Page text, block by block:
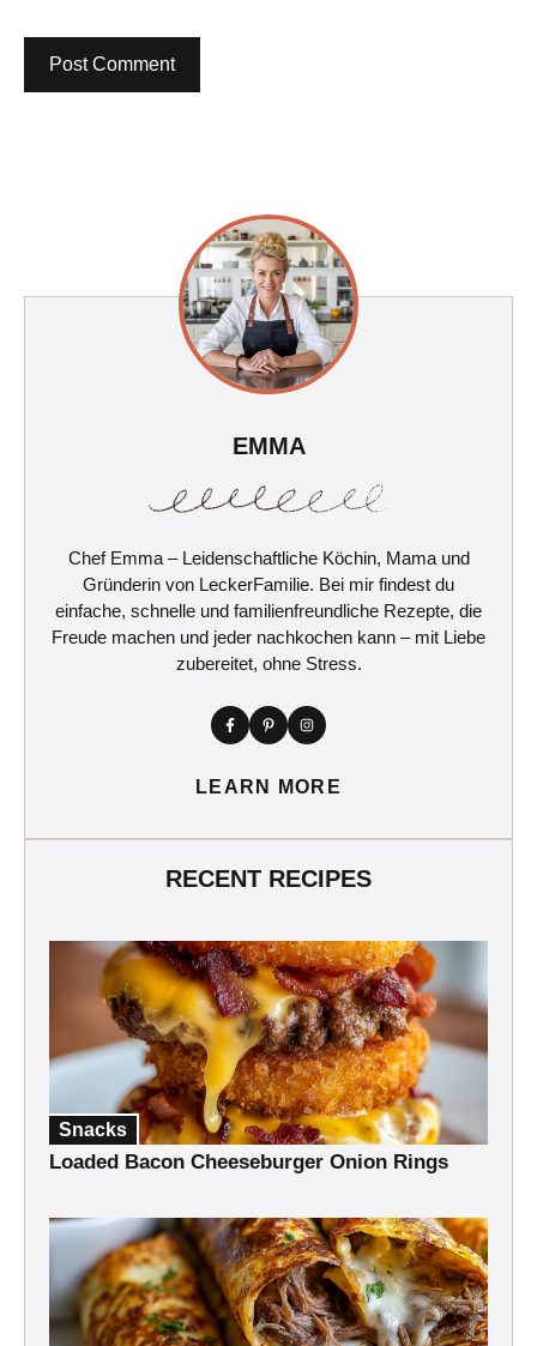
EMMA
Chef Emma – Leidenschaftliche Köchin, Mama und
Gründerin von LeckerFamilie. Bei mir findest du
einfache, schnelle und familienfreundliche Rezepte, die
Freude machen und jeder nachkochen kann – mit Liebe
zubereitet, ohne Stress.
LEARN MORE
RECENT RECIPES
Snacks
Loaded Bacon Cheeseburger Onion Rings